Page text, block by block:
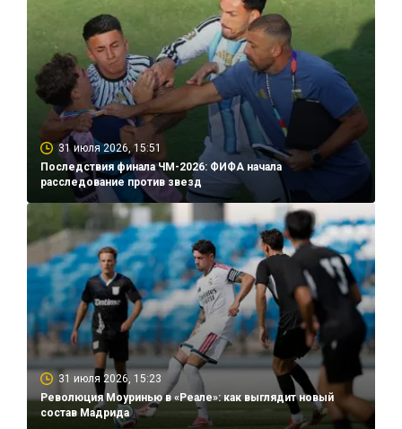
31 июля 2026, 15:51
Последствия финала ЧМ-2026: ФИФА начала
расследование против звезд
31 июля 2026, 15:23
Революция Моуринью в «Реале»: как выглядит новый
состав Мадрида